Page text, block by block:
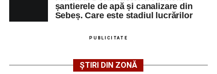
Raica”, sub bagheta dirijoruluiRemus Grama, alături de
muzicieni români de prestigiu.
Și în acest an, pe scenă vor urca atât artiști consacrați, cât
cariere de succes în țară și în străinătate.
șantierele de apă și canalizare din
Sebeș. Care este stadiul lucrărilor
PUBLICITATE
ȘTIRI DIN ZONĂ